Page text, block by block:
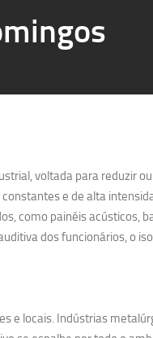
voltada para reduzir
e de alta
como painéis acústicos,
dos funcionários, o
locais. Indústrias